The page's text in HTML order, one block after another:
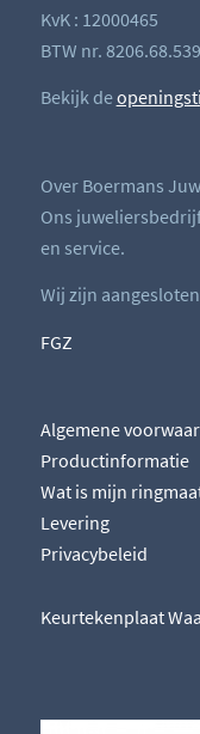
KvK : 12000465
BTW nr.
Bekijk de
Over Boermans
Ons
en service.
Wij zijn
FGZ
Algemene
Productinformatie
Wat is mijn
Levering
Privacybeleid
Keurtekenplaat